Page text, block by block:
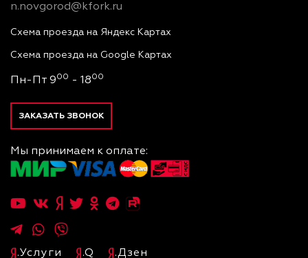
n.novgorod@kfork.ru
Схема проезда на Яндекс Картах
Схема проезда на Google Картах
Пн-Пт 900 - 1800
ЗАКАЗАТЬ ЗВОНОК
Мы принимаем к оплате:
.Услуги .Q .Дзен